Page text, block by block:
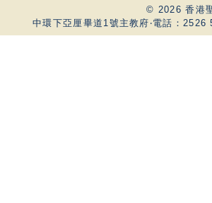
© 2026 香港
中環下亞厘畢道1號主教府‧電話：2526